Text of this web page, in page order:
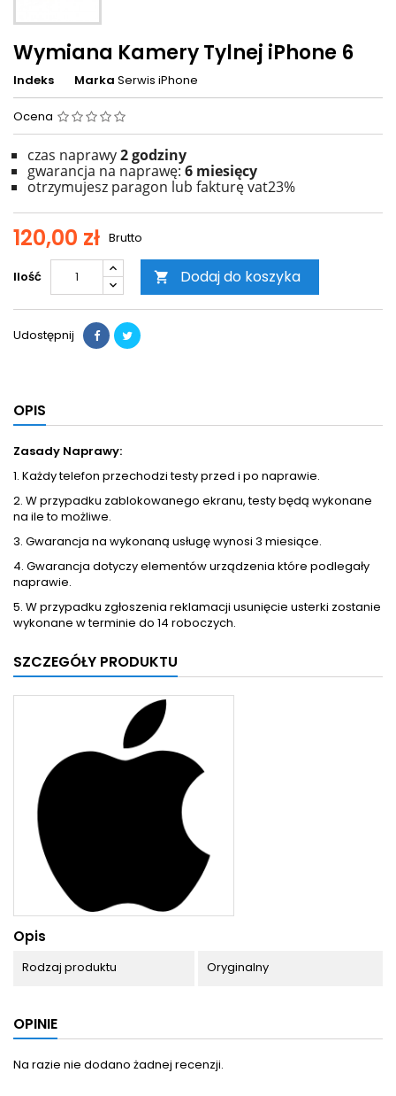
Wymiana Kamery Tylnej iPhone 6
Indeks Marka Serwis iPhone
Ocena
czas naprawy2godziny
gwarancja na naprawę: 6 miesięcy
otrzymujesz paragon lub fakturę vat23%
120,00 zł Brutto
Ilość  Dodaj do koszyka
Udostępnij
OPIS
Zasady Naprawy:
1. Każdy telefon przechodzi testy przed i po naprawie.
2. W przypadku zablokowanego ekranu, testy będą wykonane
na ile to możliwe.
3. Gwarancja na wykonaną usługę wynosi 3 miesiące.
4. Gwarancja dotyczy elementów urządzenia które podlegały
naprawie.
5. W przypadku zgłoszenia reklamacji usunięcie usterki zostanie
wykonane w terminie do 14 roboczych.
SZCZEGÓŁY PRODUKTU
Opis
Rodzaj produktu Oryginalny
OPINIE
Na razie nie dodano żadnej recenzji.